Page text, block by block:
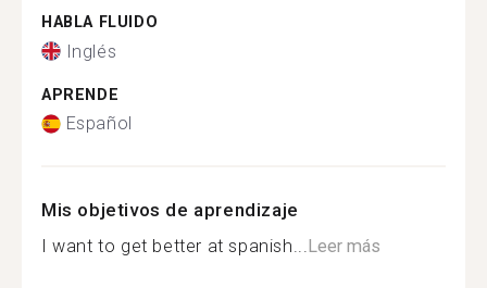
HABLA FLUIDO
Inglés
APRENDE
Español
Mis objetivos de aprendizaje
I want to get better at spanish...Leer más